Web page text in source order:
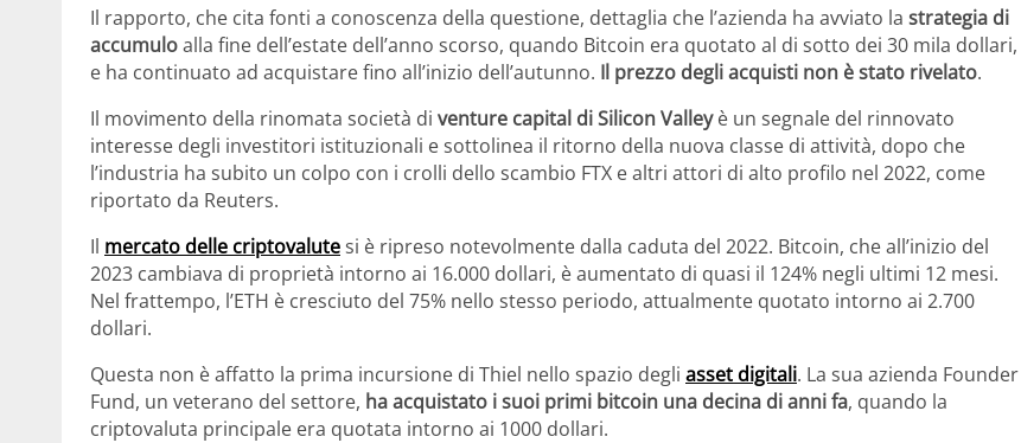
Il rapporto, che cita fonti a conoscenza della questione, dettaglia che l’azienda ha avviato la strategia di
accumuloalla fine dell’estate dell’anno scorso, quando Bitcoin era quotato al di sotto dei 30 mila dollari,
e ha continuato ad acquistare fino all’inizio dell’autunno. Il prezzo degli acquisti non è stato rivelato.
Il movimento della rinomata società di venture capital di Silicon Valleyè un segnale del rinnovato
interesse degli investitori istituzionali e sottolinea il ritorno della nuova classe di attività, dopo che
l’industria ha subito un colpo con i crolli dello scambio FTX e altri attori di alto profilo nel 2022, come
riportato da Reuters.
Il mercato delle criptovalutesi è ripreso notevolmente dalla caduta del 2022. Bitcoin, che all’inizio del
2023 cambiava di proprietà intorno ai 16.000 dollari, è aumentato di quasi il 124% negli ultimi 12 mesi.
Nel frattempo, l’ETH è cresciuto del 75% nello stesso periodo, attualmente quotato intorno ai 2.700
dollari.
Questa non è affatto la prima incursione di Thiel nello spazio degli asset digitali. La sua azienda Founder
Fund, un veterano del settore, ha acquistato i suoi primi bitcoin una decina di anni fa, quando la
criptovaluta principale era quotata intorno ai 1000 dollari.